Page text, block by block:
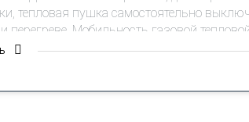
тепловая пушка самостоятельно
Мобильность газовой